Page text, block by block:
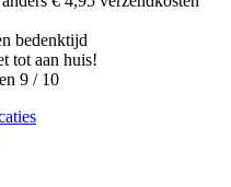
bedenktijd
tot aan huis!
9 / 10